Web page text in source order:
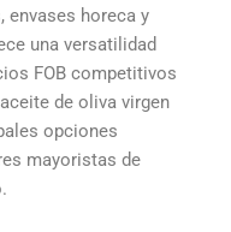
envases horeca y
una versatilidad
FOB competitivos
de oliva virgen
opciones
mayoristas de